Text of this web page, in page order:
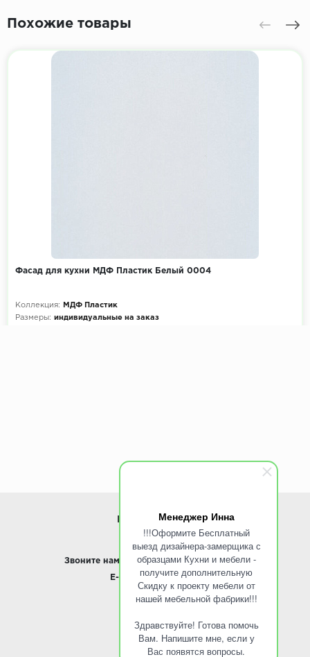
Менеджер Инна
!!!Оформите Бесплатный
выезд дизайнера-замерщика с
образцами Кухни и мебели -
получите дополнительную
Скидку к проекту мебели от
нашей мебельной фабрики!!!
Здравствуйте! Готова помочь
Вам. Напишите мне, если у
Вас появятся вопросы.
Похожие товары
Фасад для кухни МДФ Пластик Белый 0004
Коллекция:
МДФ Пластик
Размеры: индивидуальные на заказ
ИНФОРМАЦИЯ
www.ROINST.ru
Звоните нам: 8 495 797-10-50 / Whatsapp
E-mail: info@roinst.ru
О КОМПАНИИ
О компании